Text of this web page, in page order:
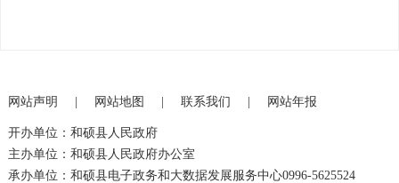
网站声明 网站地图 联系我们 网站年报
开办单位：和硕县人民政府
主办单位：和硕县人民政府办公室
承办单位：和硕县电子政务和大数据发展服务中心0996-5625524